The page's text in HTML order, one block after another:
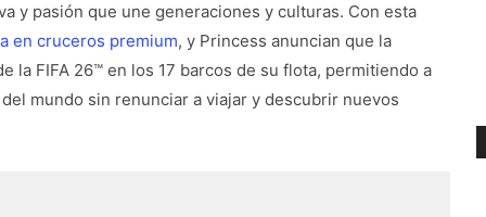
y pasión que une generaciones y culturas. Con esta
en cruceros premium, y Princess anuncian que la
la FIFA 26™ en los 17 barcos de su flota, permitiendo a
mundo sin renunciar a viajar y descubrir nuevos